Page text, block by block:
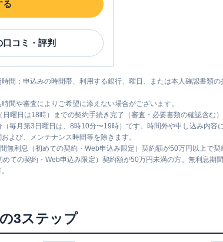
る
口コミ・評判
間：申込みの時間帯、利用する銀行、曜日、または本人確認書類
間や審査によりご希望に添えない場合がございます。
曜日は18時）までの契約手続き完了（審査・必要書類の確認含む
毎月第3日曜日は、8時10分〜19時）です。時間外や申し込み内容
よび、メンテナンス時間等を除きます。
無利息（初めての契約・Web申込み限定）契約額が50万円以上で
ての契約・Web申込み限定）契約額が50万円未満の方。無利息期
3ステップ